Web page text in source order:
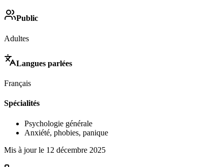
Public
Adultes
Langues parlées
Français
Spécialités
Psychologie générale
Anxiété, phobies, panique
Mis à jour le 12 décembre 2025